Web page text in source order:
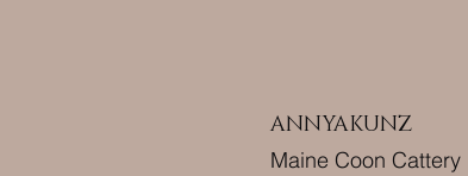
ANNYAKUNZ
Maine Coon Cattery